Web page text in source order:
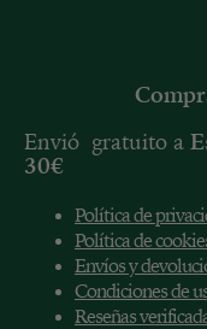
Envió gratuito a
30€
Política de
Política de
Envíos y
Condiciones de
Reseñas